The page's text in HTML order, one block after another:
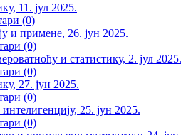
11. јул 2025.
(0)
и примене, 26. јун 2025.
(0)
и статистику, 2. јул 2025.
(0)
27. јун 2025.
(0)
25. јун 2025.
(0)